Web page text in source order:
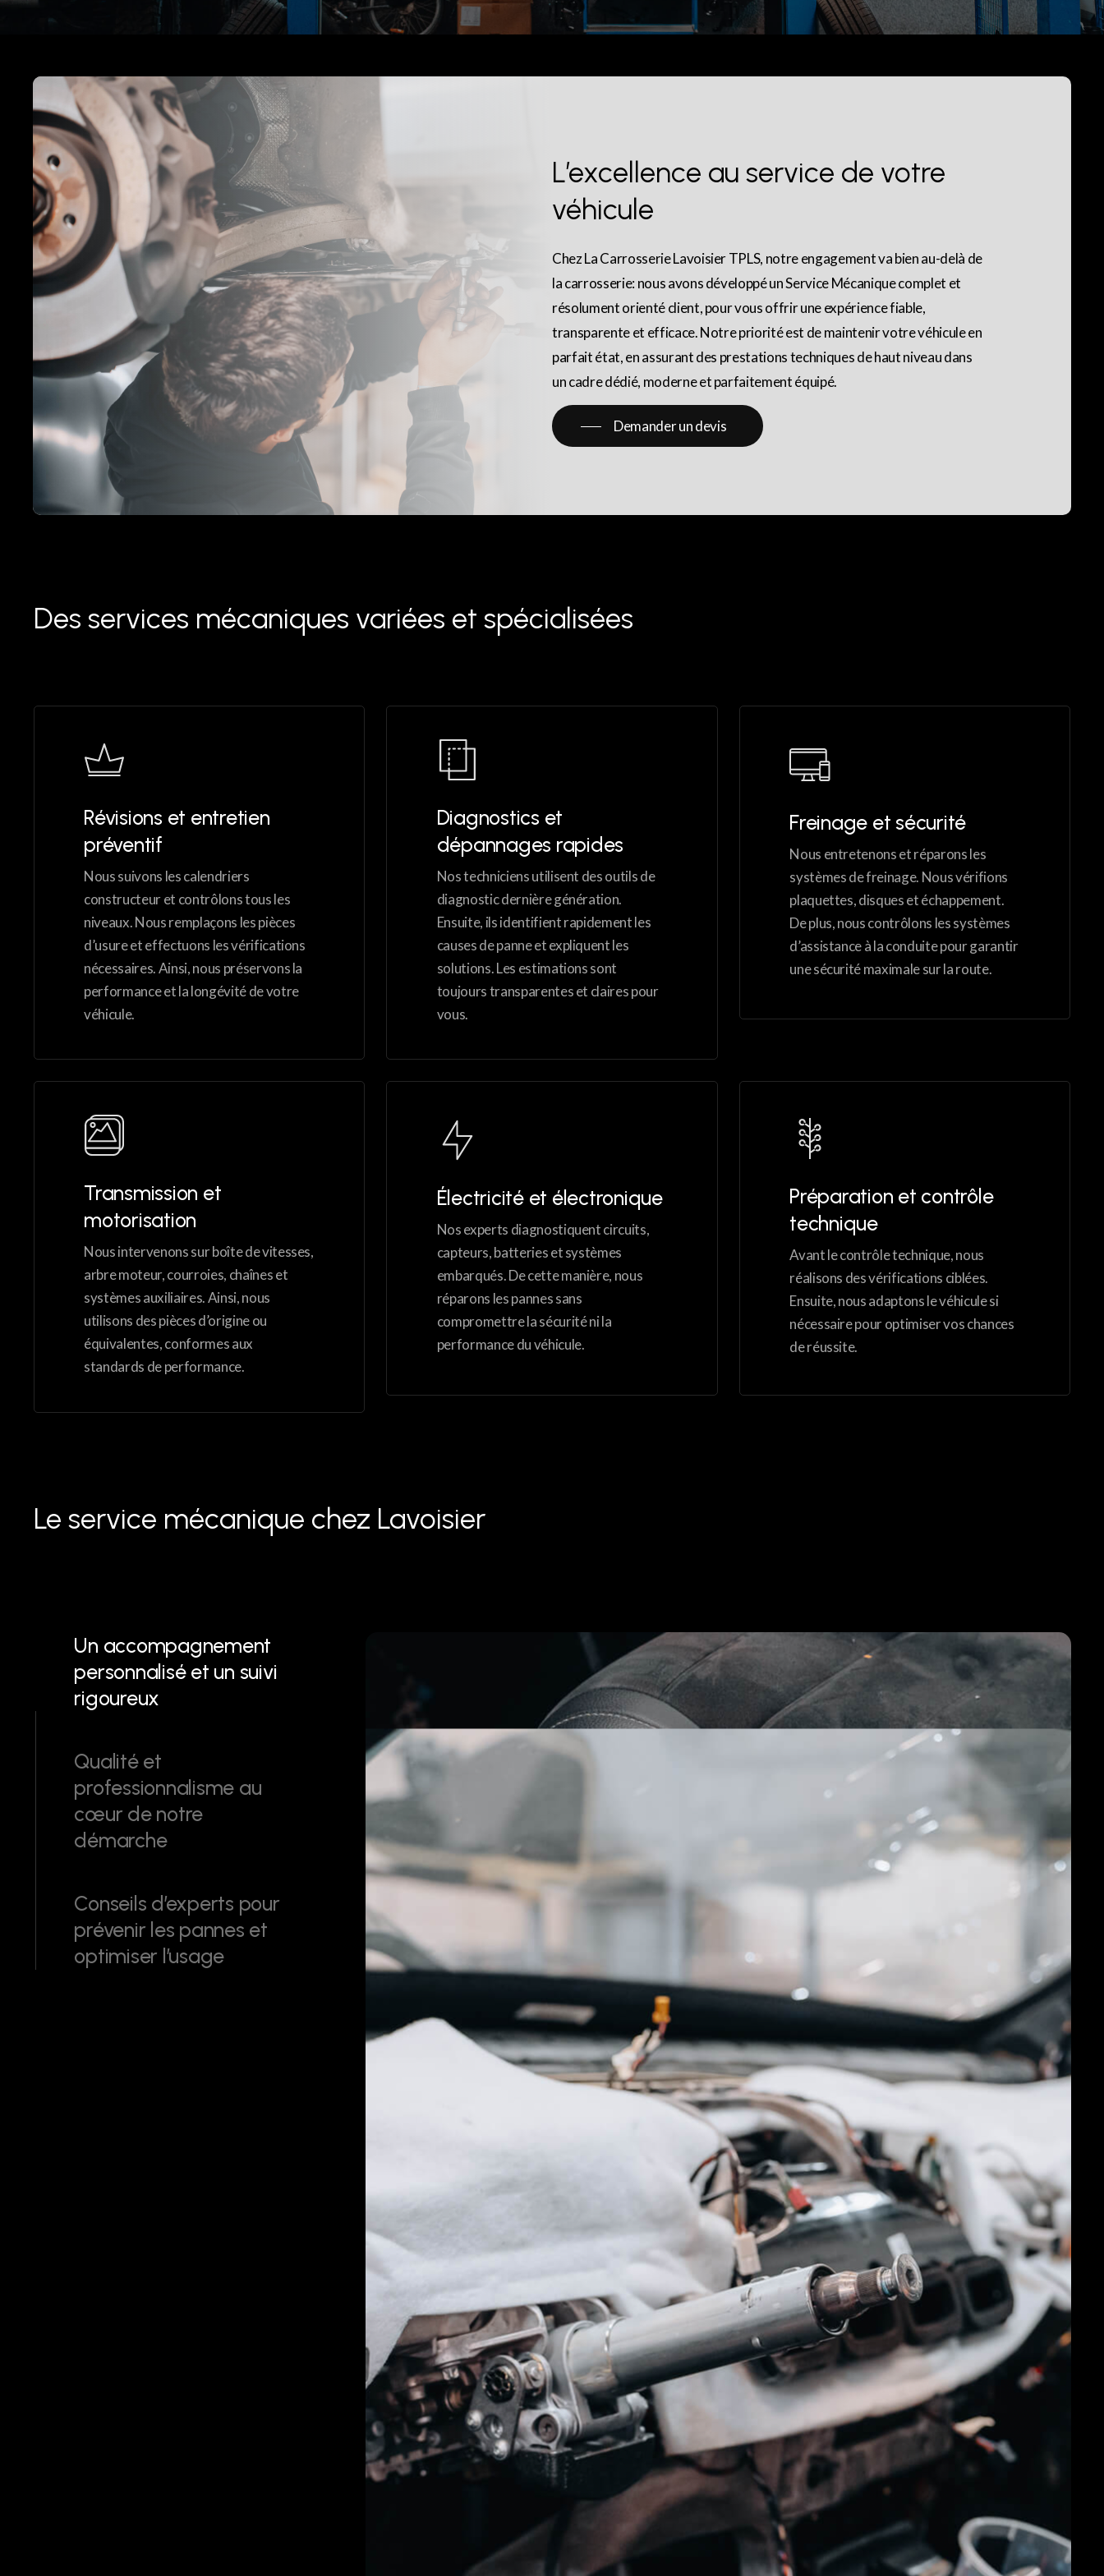
L’excellence au service de votre
véhicule
Chez La Carrosserie Lavoisier TPLS, notre engagement va bien au-delà de
la carrosserie: nous avons développé un Service Mécanique complet et
résolument orienté client, pour vous offrir une expérience fiable,
transparente et efficace. Notre priorité est de maintenir votre véhicule en
parfait état, en assurant des prestations techniques de haut niveau dans
un cadre dédié, moderne et parfaitement équipé.
Demander un devis
Des services mécaniques variées et spécialisées
Révisions et entretien
préventif
Nous suivons les calendriers
constructeur et contrôlons tous les
niveaux. Nous remplaçons les pièces
d’usure et effectuons les vérifications
nécessaires. Ainsi, nous préservons la
performance et la longévité de votre
véhicule.
Diagnostics et
dépannages rapides
Nos techniciens utilisent des outils de
diagnostic dernière génération.
Ensuite, ils identifient rapidement les
causes de panne et expliquent les
solutions. Les estimations sont
toujours transparentes et claires pour
vous.
Freinage et sécurité
Nous entretenons et réparons les
systèmes de freinage. Nous vérifions
plaquettes, disques et échappement.
De plus, nous contrôlons les systèmes
d’assistance à la conduite pour garantir
une sécurité maximale sur la route.
Transmission et
motorisation
Nous intervenons sur boîte de vitesses,
arbre moteur, courroies, chaînes et
systèmes auxiliaires. Ainsi, nous
utilisons des pièces d’origine ou
équivalentes, conformes aux
standards de performance.
Électricité et électronique
Nos experts diagnostiquent circuits,
capteurs, batteries et systèmes
embarqués. De cette manière, nous
réparons les pannes sans
compromettre la sécurité ni la
performance du véhicule.
Préparation et contrôle
technique
Avant le contrôle technique, nous
réalisons des vérifications ciblées.
Ensuite, nous adaptons le véhicule si
nécessaire pour optimiser vos chances
de réussite.
Le service mécanique chez Lavoisier
Un accompagnement
personnalisé et un suivi
rigoureux
Qualité et
professionnalisme au
cœur de notre
démarche
Conseils d’experts pour
prévenir les pannes et
optimiser l’usage